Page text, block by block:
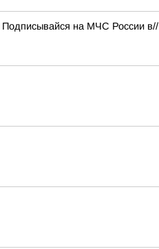
Подписывайся на МЧС России в//